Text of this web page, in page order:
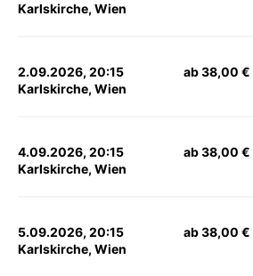
Karlskirche, Wien
2.09.2026, 20:15
Karlskirche, Wien
ab 38,00 €
4.09.2026, 20:15
Karlskirche, Wien
ab 38,00 €
5.09.2026, 20:15
Karlskirche, Wien
ab 38,00 €